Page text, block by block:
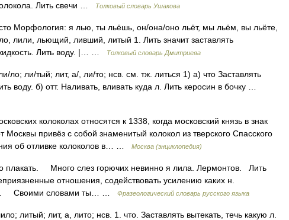
Лить свечи …
Толковый словарь Ушакова
Морфология: я лью, ты льёшь, он/она/оно льёт, мы льём, вы льёте,
лили, льющий, ливший, литый 1. Лить значит заставлять
Лить воду. |… …
Толковый словарь Дмитриева
ли/тый; лит, а/, ли/то; нсв. см. тж. литься 1) а) что Заставлять
воду. б) отт. Наливать, вливать куда л. Лить керосин в бочку …
колоколах относятся к 1338, когда московский князь в знак
Москвы привёз с собой знаменитый колокол из тверского Спасского
об отливке колоколов в… …
Москва (энциклопедия)
плакать. Много слез горючих невинно я лила. Лермонтов. Лить
отношения, содействовать усилению каких н.
Своими словами ты… …
Фразеологический словарь русского языка
литый; лит, а, лито; нсв. 1. что. Заставлять вытекать, течь какую л.